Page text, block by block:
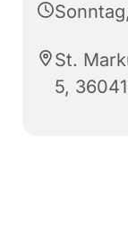
St.
5,